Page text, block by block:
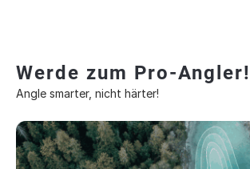
Werde zum Pro-Angler!
Angle smarter, nicht härter!